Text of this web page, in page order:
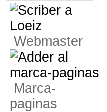
Webmaster
Marca-
paginas